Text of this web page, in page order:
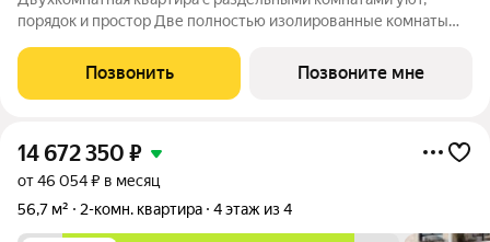
порядок и простор Две полностью изолированные комнаты
гостиная, кабинет или детская решать вам. Отдельная кухня
сохраняет чистоту и уют
Позвонить Позвоните мне
14 672 350 ₽
от 46 054 ₽ в месяц
56,7 м²
2-комн. квартира 4 этаж из 4